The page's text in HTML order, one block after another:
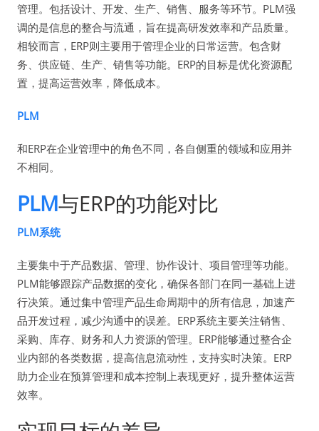
管理。包括设计、开发、生产、销售、服务等环节。PLM强
调的是信息的整合与流通，旨在提高研发效率和产品质量。
相较而言，ERP则主要用于管理企业的日常运营。包含财
务、供应链、生产、销售等功能。ERP的目标是优化资源配
置，提高运营效率，降低成本。
PLM
和ERP在企业管理中的角色不同，各自侧重的领域和应用并
不相同。
PLM与ERP的功能对比
PLM系统
主要集中于产品数据、管理、协作设计、项目管理等功能。
PLM能够跟踪产品数据的变化，确保各部门在同一基础上进
行决策。通过集中管理产品生命周期中的所有信息，加速产
品开发过程，减少沟通中的误差。ERP系统主要关注销售、
采购、库存、财务和人力资源的管理。ERP能够通过整合企
业内部的各类数据，提高信息流动性，支持实时决策。ERP
助力企业在预算管理和成本控制上表现更好，提升整体运营
效率。